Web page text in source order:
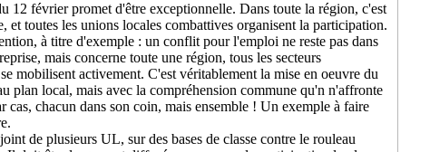
12 février promet d'être exceptionnelle. Dans toute la région, c'est
et toutes les unions locales combattives organisent la participation.
à titre d'exemple : un conflit pour l'emploi ne reste pas dans
mais concerne toute une région, tous les secteurs
mobilisent activement. C'est véritablement la mise en oeuvre du
plan local, mais avec la compréhension commune qu'n n'affronte
cas, chacun dans son coin, mais ensemble ! Un exemple à faire
de plusieurs UL, sur des bases de classe contre le rouleau